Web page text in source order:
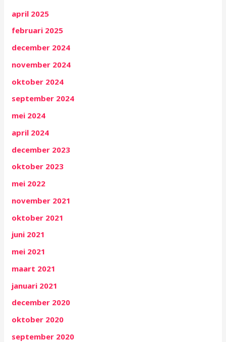
april 2025
februari 2025
december 2024
november 2024
oktober 2024
september 2024
mei 2024
april 2024
december 2023
oktober 2023
mei 2022
november 2021
oktober 2021
juni 2021
mei 2021
maart 2021
januari 2021
december 2020
oktober 2020
september 2020